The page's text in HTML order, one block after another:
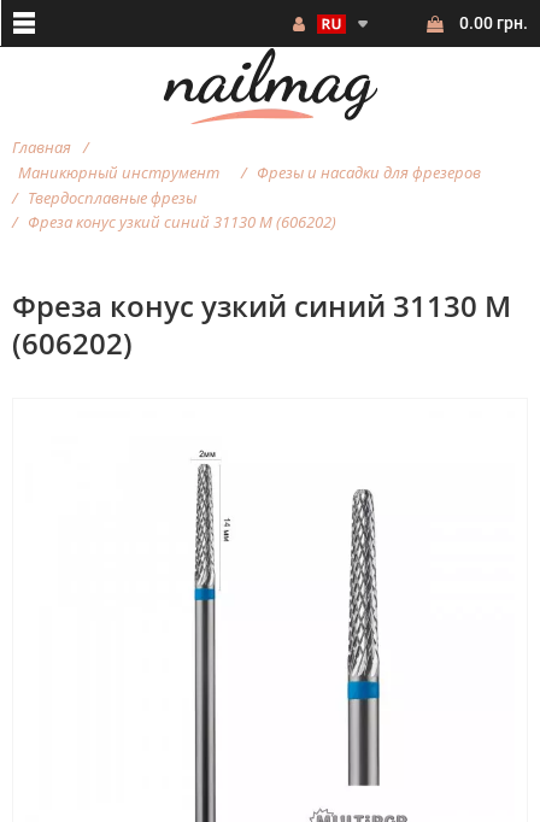
0.00 грн.
Главная
Маникюрный инструмент
Фрезы и насадки для фрезеров
Твердосплавные фрезы
Фреза конус узкий синий 31130 М (606202)
Фреза конус узкий синий 31130 М
(606202)